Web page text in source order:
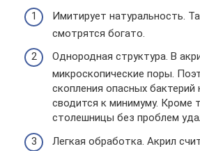
Имитирует натуральность.
смотрятся богато.
Однородная структура. В
микроскопические поры.
скопления опасных бактерий
сводится к минимуму. Кроме
столешницы без проблем
Легкая обработка. Акрил